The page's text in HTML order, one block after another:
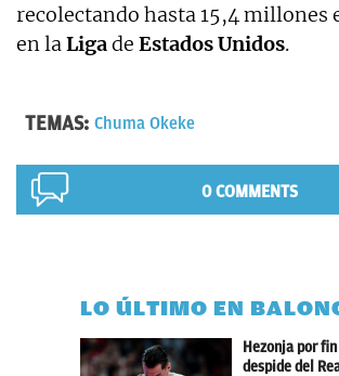
recolectando hasta 15,4 millones
en laLigade Estados Unidos.
TEMAS: Chuma Okeke
0 COMMENTS
LO ÚLTIMO EN
Hezonja por fin
despide del